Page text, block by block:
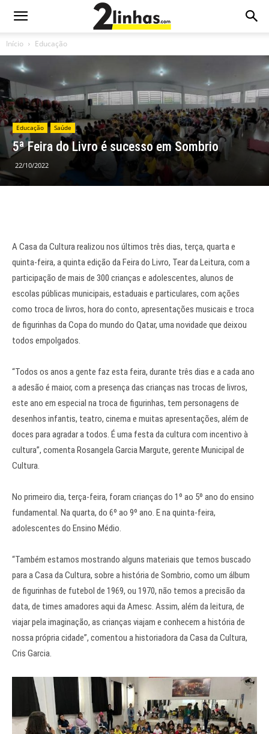
Início Educação
Educação Saúde
5ª Feira do Livro é sucesso em Sombrio
22/10/2022
A Casa da Cultura realizou nos últimos três dias, terça, quarta e
quinta-feira, a quinta edição da Feira do Livro, Tear da Leitura, com a
participação de mais de 300 crianças e adolescentes, alunos de
escolas públicas municipais, estaduais e particulares, com ações
como troca de livros, hora do conto, apresentações musicais e troca
de figurinhas da Copa do mundo do Qatar, uma novidade que deixou
todos empolgados.
“Todos os anos a gente faz esta feira, durante três dias e a cada ano
a adesão é maior, com a presença das crianças nas trocas de livros,
este ano em especial na troca de figurinhas, tem personagens de
desenhos infantis, teatro, cinema e muitas apresentações, além de
doces para agradar a todos. É uma festa da cultura com incentivo à
cultura”, comenta Rosangela Garcia Margute, gerente Municipal de
Cultura.
No primeiro dia, terça-feira, foram crianças do 1º ao 5º ano do ensino
fundamental. Na quarta, do 6º ao 9º ano. E na quinta-feira,
adolescentes do Ensino Médio.
“Também estamos mostrando alguns materiais que temos buscado
para a Casa da Cultura, sobre a história de Sombrio, como um álbum
de figurinhas de futebol de 1969, ou 1970, não temos a precisão da
data, de times amadores aqui da Amesc. Assim, além da leitura, de
viajar pela imaginação, as crianças viajam e conhecem a história de
nossa própria cidade”, comentou a historiadora da Casa da Cultura,
Cris Garcia.